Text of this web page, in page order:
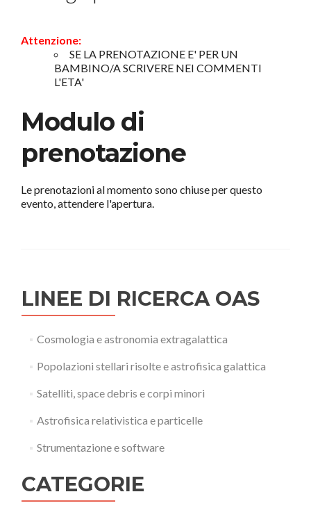
Attenzione:
SE LA PRENOTAZIONE E' PER UN
BAMBINO/A SCRIVERE NEI COMMENTI
L'ETA'
Modulo di
prenotazione
Le prenotazioni al momento sono chiuse per questo
evento, attendere l'apertura.
LINEE DI RICERCA OAS
Cosmologia e astronomia extragalattica
Popolazioni stellari risolte e astrofisica galattica
Satelliti, space debris e corpi minori
Astrofisica relativistica e particelle
Strumentazione e software
CATEGORIE